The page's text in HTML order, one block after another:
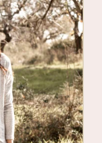
חנות
צרי קשר